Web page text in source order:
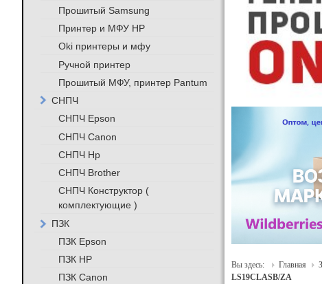
Вы здесь: Главная
LS19CLASB/ZA
Прошитый Samsung
Принтер и МФУ HP
Oki принтеры и мфу
Ручной принтер
Прошитый МФУ, принтер Pantum
СНПЧ
СНПЧ Epson
СНПЧ Canon
СНПЧ Hp
СНПЧ Brother
СНПЧ Конструктор (
комплектующие )
ПЗК
ПЗК Epson
ПЗК HP
ПЗК Canon